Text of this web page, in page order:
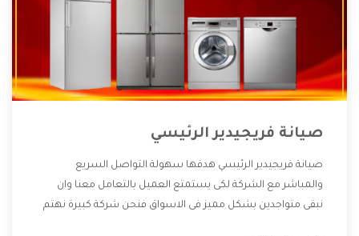
صيانة فريجيدير الرئيسي
صيانة فريجيدير الرئيسي هدفها سهولة التواصل السريع
والمباشر مع الشركة لكى يستمتع العميل بالتعامل معنا وان
نبقى متواجدين بشكل مميز فى الاسواق فنحن شركة كبيرة نهتم